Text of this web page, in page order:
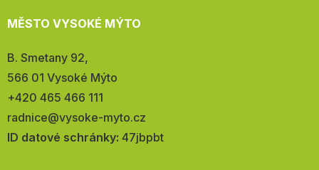
MĚSTO VYSOKÉ MÝTO
Adresa:
B. Smetany 92,
566 01 Vysoké Mýto
Telefon:
+420 465 466 111
E-
mail:
radnice@vysoke-myto.cz
ID datové schránky: 47jbpbt